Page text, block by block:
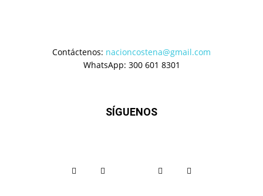
Contáctenos: nacioncostena@gmail.com
WhatsApp: 300 601 8301
SÍGUENOS